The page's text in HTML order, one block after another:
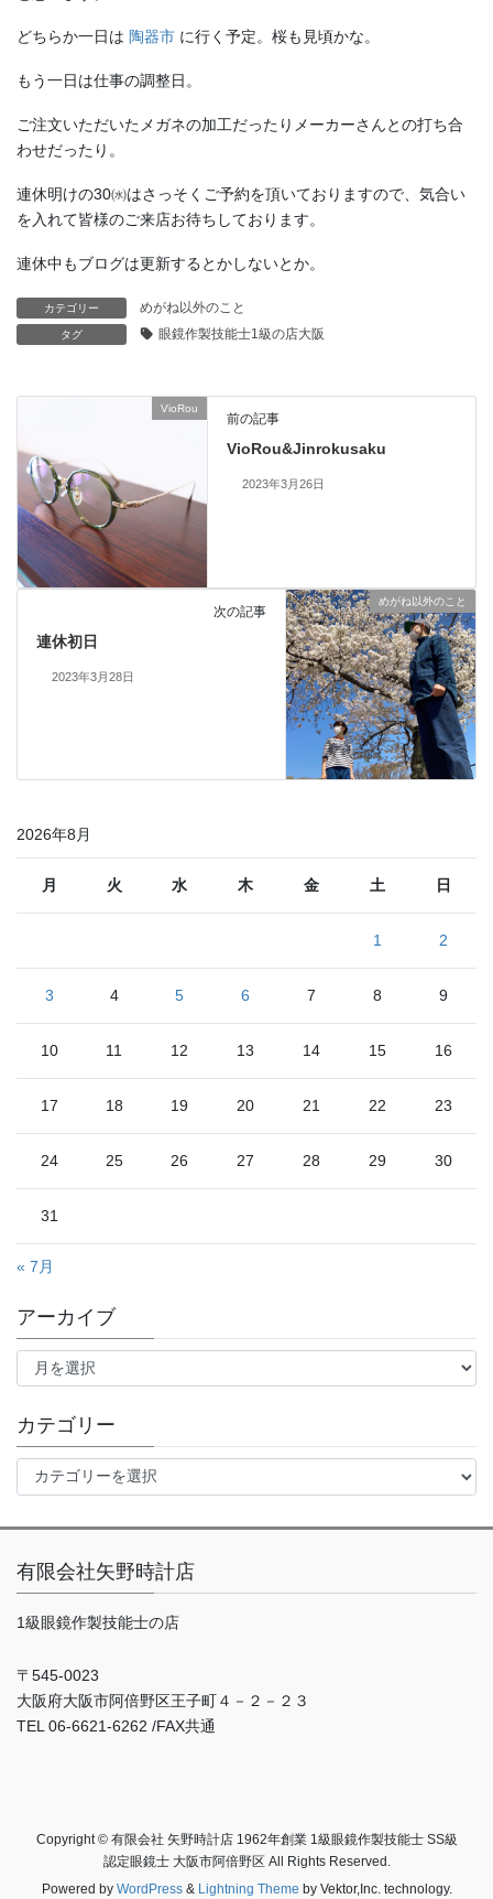
どちらか一日は 陶器市 に行く予定。桜も見頃かな。
もう一日は仕事の調整日。
ご注文いただいたメガネの加工だったりメーカーさんとの打ち合
わせだったり。
連休明けの30㈬はさっそくご予約を頂いておりますので、気合い
を入れて皆様のご来店お待ちしております。
連休中もブログは更新するとかしないとか。
カテゴリー めがね以外のこと
タグ 眼鏡作製技能士1級の店大阪
VioRou
前の記事
VioRou&Jinrokusaku
2023年3月26日
めがね以外のこと
次の記事
連休初日
2023年3月28日
2026年8月
月 火 水 木 金 土 日
1 2
3 4 5 6 7 8 9
10 11 12 13 14 15 16
17 18 19 20 21 22 23
24 25 26 27 28 29 30
31
« 7月
アーカイブ
ア
イ
カテゴリー
テ
ー
有限会社矢野時計店
1級眼鏡作製技能士の店
〒545-0023
大阪府大阪市阿倍野区王子町４－２－２３
TEL 06-6621-6262 /FAX共通
Copyright © 有限会社 矢野時計店 1962年創業 1級眼鏡作製技能士 SS級
認定眼鏡士 大阪市阿倍野区 All Rights Reserved.
Powered by WordPress& Lightning Theme by Vektor,Inc. technology.